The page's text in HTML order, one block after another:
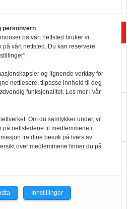
i praksis
flaggskip
videre
opprettholdes
lager mat i butikken
personvern
på vårt nettsted bruker vi
på vårt nettsted. Du kan reservere
og lignende verktøy for
nettlesere, tilpasse innhold til deg
funksjonalitet. Les mer i vår
Om du samtykker under, vil
på nettstedene til medlemmene i
fra dine besøk på tvers av
over medlemmene finner du på
Innstillinger